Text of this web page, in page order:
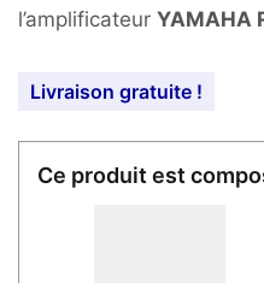
l’amplificateur YAMAHA
Livraison gratuite !